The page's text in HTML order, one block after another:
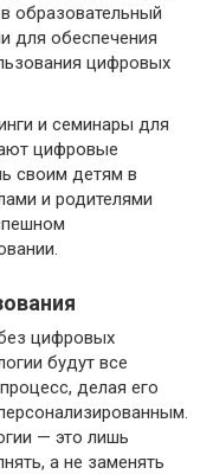
образовательный
для обеспечения
цифровых
и семинары для
цифровые
своим детям в
и родителями
цифровых
будут все
делая его
— это лишь
а не заменять